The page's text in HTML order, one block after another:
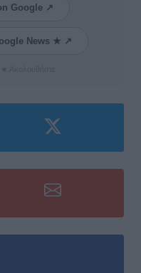
Google ↗
News ★ ↗